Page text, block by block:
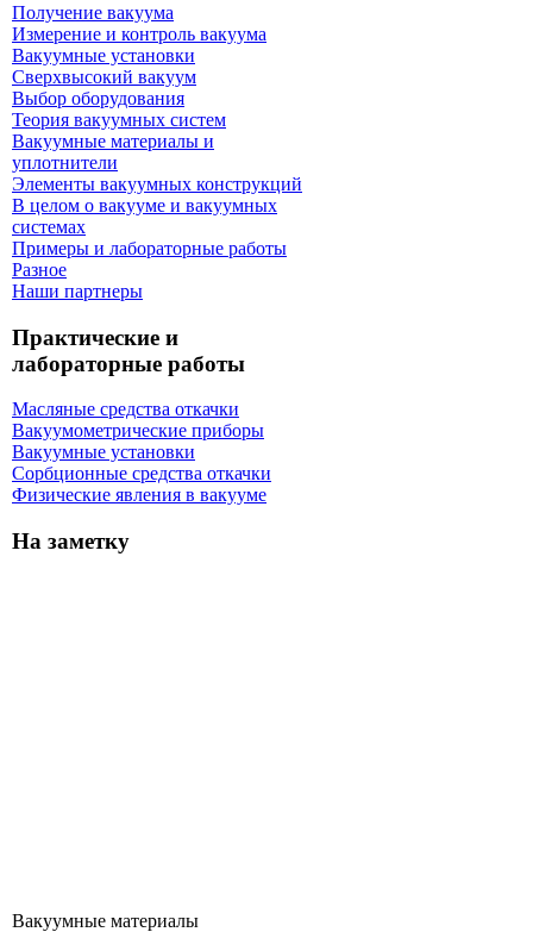
Получение вакуума
Измерение и контроль вакуума
Вакуумные установки
Сверхвысокий вакуум
Выбор оборудования
Теория вакуумных систем
Вакуумные материалы и
уплотнители
Элементы вакуумных конструкций
В целом о вакууме и вакуумных
системах
Примеры и лабораторные работы
Разное
Наши партнеры
Практические и
лабораторные работы
Масляные средства откачки
Вакуумометрические приборы
Вакуумные установки
Сорбционные средства откачки
Физические явления в вакууме
На заметку
Вакуумные материалы